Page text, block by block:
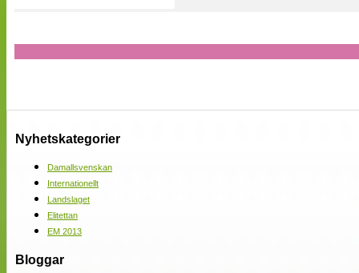
Nyhetskategorier
Damallsvenskan
Internationellt
Landslaget
Elitettan
EM 2013
Bloggar